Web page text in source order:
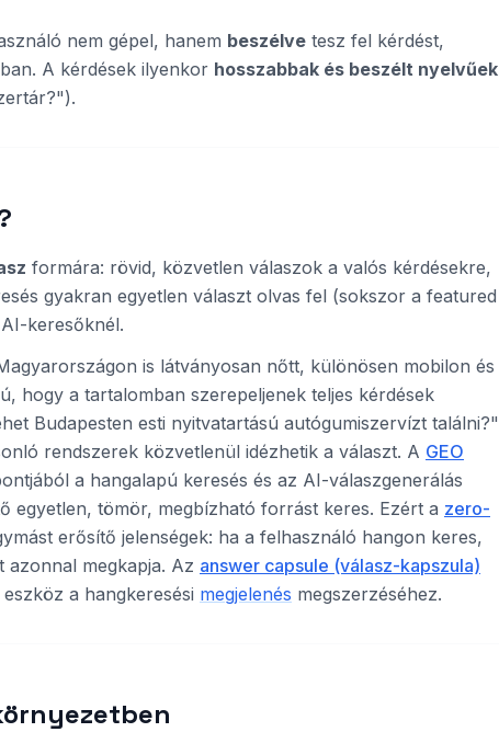
nem gépel, hanem beszélve tesz fel kérdést,
A kérdések ilyenkor hosszabbak és beszélt nyelvűek
formára: rövid, közvetlen válaszok a valós kérdésekre,
gyakran egyetlen választ olvas fel (sokszor a featured
keresőknél.
is látványosan nőtt, különösen mobilon és
hogy a tartalomban szerepeljenek teljes kérdések
Budapesten esti nyitvatartású autógumiszervízt találni?"
rendszerek közvetlenül idézhetik a választ. A GEO
a hangalapú keresés és az AI-válaszgenerálás
egyetlen, tömör, megbízható forrást keres. Ezért a zero-
erősítő jelenségek: ha a felhasználó hangon keres,
azonnal megkapja. Az answer capsule (válasz-kapszula)
a hangkeresési megjelenés megszerzéséhez.